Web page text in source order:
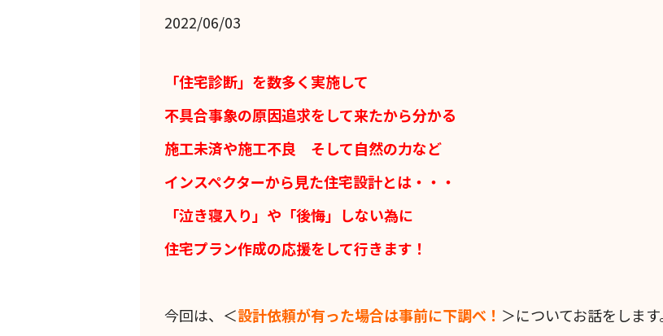
2022/06/03
「住宅診断」を数多く実施して
不具合事象の原因追求をして来たから分かる
施工未済や施工不良 そして自然の力など
インスペクターから見た住宅設計とは・・・
「泣き寝入り」や「後悔」しない為に
住宅プラン作成の応援をして行きます！
今回は、＜設計依頼が有った場合は事前に下調べ！ ＞についてお話をします